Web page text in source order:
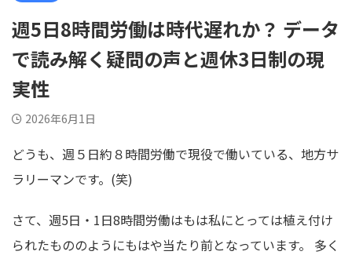
週5日8時間労働は時代遅れか？ データ
で読み解く疑問の声と週休3日制の現
実性
2026年6月1日
どうも、週５日約８時間労働で現役で働いている、地方サ
ラリーマンです。(笑)
さて、週5日・1日8時間労働はもは私にとっては植え付け
られたもののようにもはや当たり前となっています。 多く